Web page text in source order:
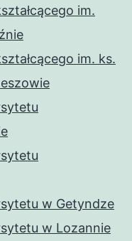
im.
im. ks.
w Getyndze
w Lozannie